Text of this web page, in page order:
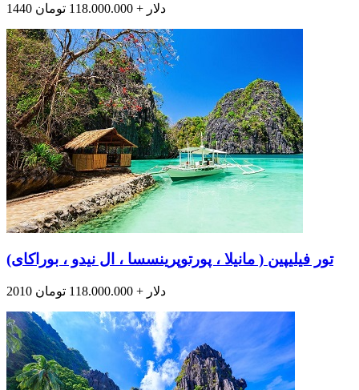
1440 دلار + 118.000.000 تومان
تور فیلیپین ( مانیلا ، پورتوپرینسسا ، ال نیدو ، بوراکای)
2010 دلار + 118.000.000 تومان